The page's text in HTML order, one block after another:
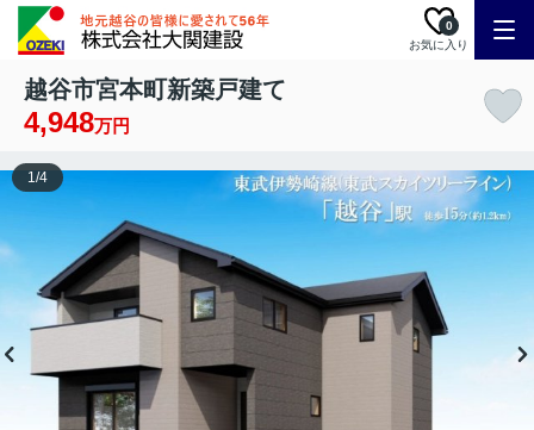
お気に入り
0
越谷市宮本町新築戸建て
4,948万円
1/4